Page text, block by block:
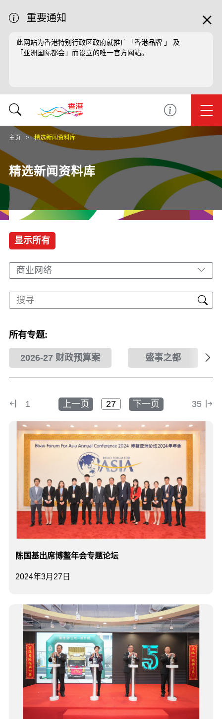
重要通知
此网站为香港特别行政区政府就推广「香港品牌 」 及
「亚洲国际都会」而设立的唯一官方网站。
主页 精选新闻资料库
精选新闻资料库
显示所有
商业网络
所有专题:
2026-27 财政预算案 盛事之都
1 上一页 下一页 35
2024年3月27日
陈国基出席博鳌年会专题论坛